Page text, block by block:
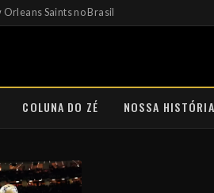
Saints no Brasil
COLUNA DO ZÉ NOSSA HISTÓRIA